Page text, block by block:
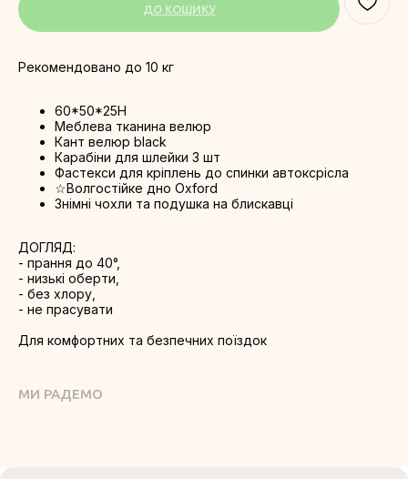
ДО КОШИКУ
Рекомендовано до 10 кг
60*50*25H
Меблева тканина велюр
Кант велюр black
Карабіни для шлейки 3 шт
Фастекси для кріплень до спинки автоксрісла
☆Волгостійке дно Oxford
Знімні чохли та подушка на блискавці
ДОГЛЯД:
- прання до 40°,
- низькі оберти,
- без хлору,
- не прасувати
Для комфортних та безпечних поїздок
МИ РАДЕМО